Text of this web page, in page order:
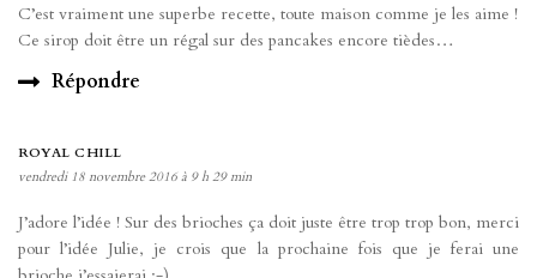
C’est vraiment une superbe recette, toute maison comme je les aime !
Ce sirop doit être un régal sur des pancakes encore tièdes…
Répondre
ROYAL CHILL
vendredi 18 novembre 2016 à 9 h 29 min
J’adore l’idée ! Sur des brioches ça doit juste être trop trop bon, merci
pour l’idée Julie, je crois que la prochaine fois que je ferai une